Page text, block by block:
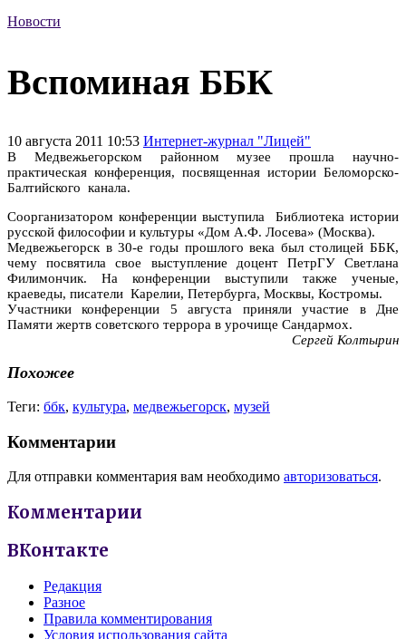
Новости
Вспоминая ББК
10 августа 2011 10:53 Интернет-журнал "Лицей"
В Медвежьегорском районном музее прошла научно-
практическая конференция, посвященная истории Беломорско-
Балтийского канала.
Соорганизатором конференции выступила Библиотека истории
русской философии и культуры «Дом А.Ф. Лосева» (Москва).
Медвежьегорск в 30-е годы прошлого века был столицей ББК,
чему посвятила свое выступление доцент ПетрГУ Светлана
Филимончик. На конференции выступили также ученые,
краеведы, писатели Карелии, Петербурга, Москвы, Костромы.
Участники конференции 5 августа приняли участие в Дне
Памяти жертв советского террора в урочище Сандармох.
Сергей Колтырин
Похожее
Теги: ббк, культура, медвежьегорск, музей
Комментарии
Для отправки комментария вам необходимо авторизоваться.
Комментарии
ВКонтакте
Редакция
Разное
Правила комментирования
Условия использования сайта